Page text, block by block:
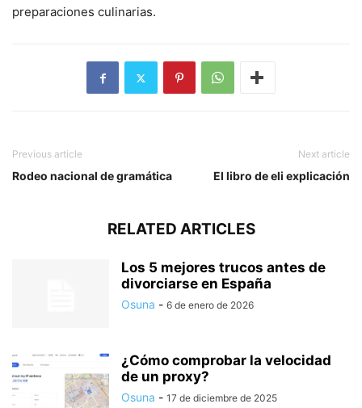
preparaciones culinarias.
Previous article
Rodeo nacional de gramática
Next article
El libro de eli explicación
RELATED ARTICLES
Los 5 mejores trucos antes de
divorciarse en España
Osuna - 6 de enero de 2026
¿Cómo comprobar la velocidad
de un proxy?
Osuna - 17 de diciembre de 2025